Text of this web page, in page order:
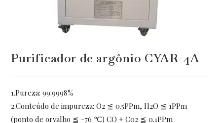
Purificador de argônio CYAR-4A
1.Pureza: 99.9998%
2.Conteúdo de impureza: O2 ≦ 0.5PPm, H2O ≦ 1PPm
(ponto de orvalho ≦ -76 ℃) CO + C02 ≦ 0.1PPm